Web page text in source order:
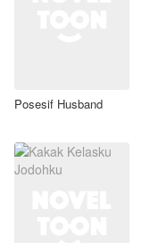
Posesif Husband